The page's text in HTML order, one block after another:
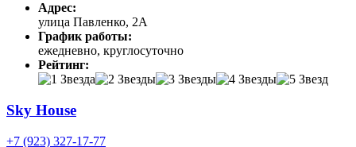
Адрес:
улица Павленко, 2А
График работы:
ежедневно, круглосуточно
Рейтинг:
Sky House
+7 (923) 327-17-77